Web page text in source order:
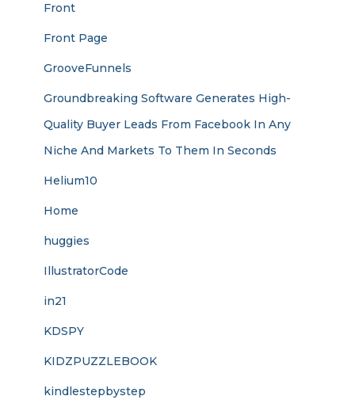
Front
Front Page
GrooveFunnels
Groundbreaking Software Generates High-
Quality Buyer Leads From Facebook In Any
Niche And Markets To Them In Seconds
Helium10
Home
huggies
IllustratorCode
in21
KDSPY
KIDZPUZZLEBOOK
kindlestepbystep